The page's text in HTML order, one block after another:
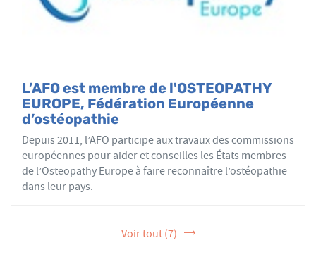
L’AFO est membre de l'OSTEOPATHY
EUROPE, Fédération Européenne
d’ostéopathie
Depuis 2011, l’AFO participe aux travaux des commissions
européennes pour aider et conseilles les États membres
de l’Osteopathy Europe à faire reconnaître l’ostéopathie
dans leur pays.
Voir tout (7)